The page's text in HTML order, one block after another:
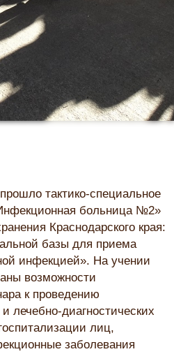
тактико-специальное
больница №2»
Краснодарского края:
базы для приема
инфекцией». На учении
возможности
к проведению
лечебно-диагностических
лиц,
заболевания